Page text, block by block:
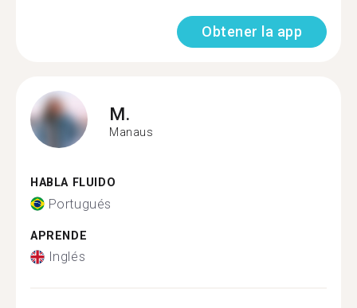
Obtener la app
M.
Manaus
HABLA FLUIDO
Portugués
APRENDE
Inglés